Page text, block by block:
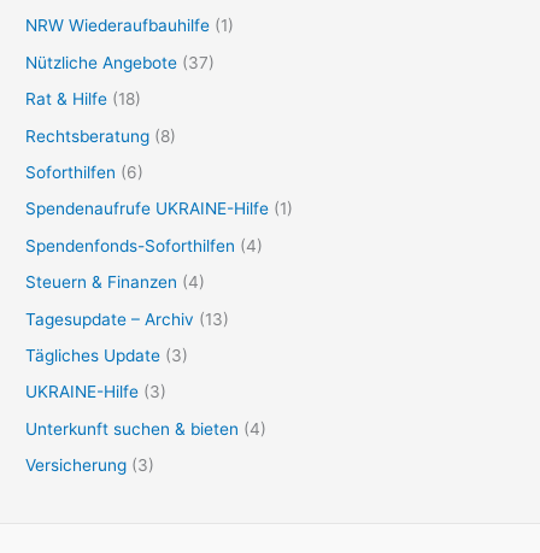
NRW Wiederaufbauhilfe (1)
Nützliche Angebote (37)
Rat & Hilfe (18)
Rechtsberatung (8)
Soforthilfen (6)
Spendenaufrufe UKRAINE-Hilfe (1)
Spendenfonds-Soforthilfen (4)
Steuern & Finanzen (4)
Tagesupdate – Archiv (13)
Tägliches Update (3)
UKRAINE-Hilfe (3)
Unterkunft suchen & bieten (4)
Versicherung (3)